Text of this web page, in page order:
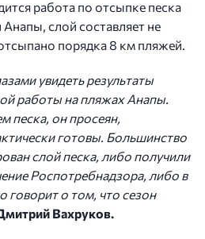
работа по отсыпке песка
слой составляет не
порядка 8 км пляжей.
увидеть результаты
работы на пляжах Анапы.
песка, он просеян,
готовы. Большинство
слой песка, либо получили
Роспотребнадзора, либо в
говорит о том, что сезон
Вахруков.